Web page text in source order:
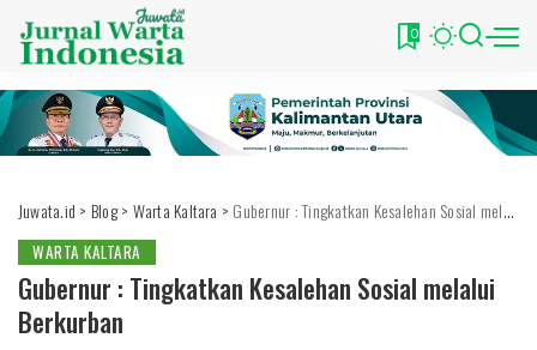
0
Juwata.id > Blog> Warta Kaltara > Gubernur : Tingkatkan Kesalehan Sosial melalui Berkurban
WARTA KALTARA
Gubernur : Tingkatkan Kesalehan Sosial melalui
Berkurban